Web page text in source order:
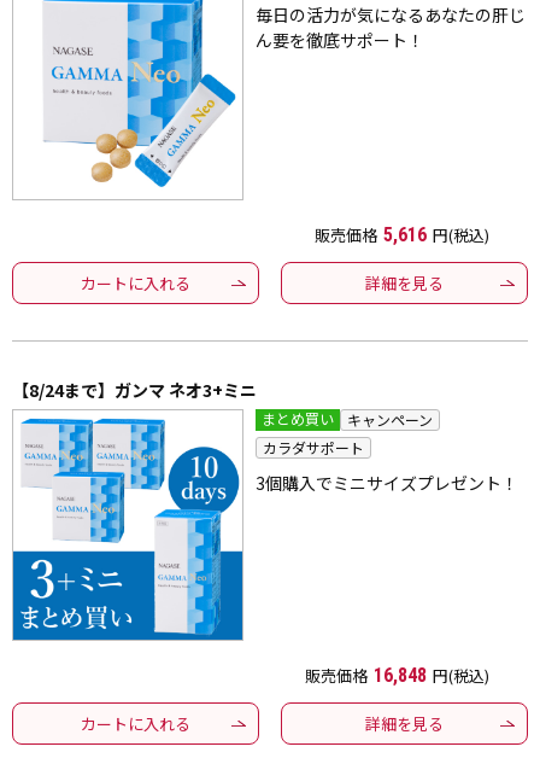
毎日の活力が気になるあなたの肝じ
ん要を徹底サポート！
販売価格 5,616 円(税込)
カートに入れる 詳細を見る
【8/24まで】ガンマ ネオ3+ミニ
まとめ買い
キャンペーン
カラダサポート
3個購入でミニサイズプレゼント！
販売価格 16,848 円(税込)
カートに入れる 詳細を見る